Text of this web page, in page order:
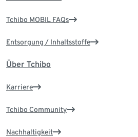
Tchibo MOBIL FAQs
Entsorgung / Inhaltsstoffe
Über Tchibo
Karriere
Tchibo Community
Nachhaltigkeit